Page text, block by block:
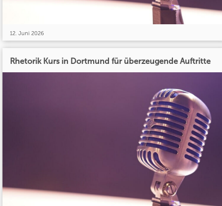
12. Juni 2026
Rhetorik Kurs in Dortmund für überzeugende Auftritte